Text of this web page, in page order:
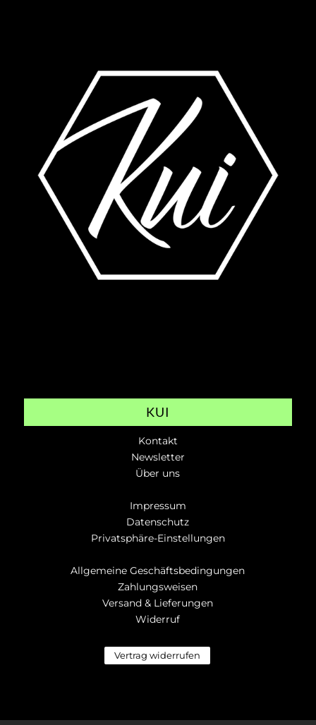
KUI
Kontakt
Newsletter
Über uns
Impressum
Datenschutz
Privatsphäre-Einstellungen
Allgemeine Geschäftsbedingungen
Zahlungsweisen
Versand & Lieferungen
Widerruf
Vertrag widerrufen